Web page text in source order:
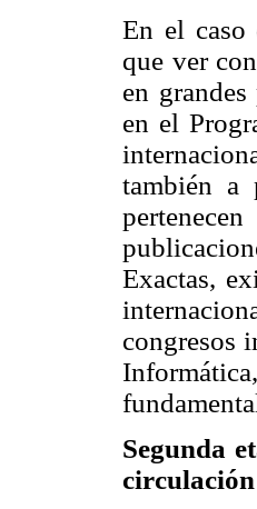
En el caso
que ver
en
en el
también a
Exactas,
congresos
Segunda